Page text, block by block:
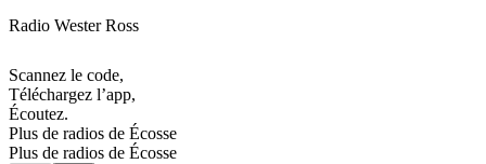
Radio Wester Ross
Scannez le code,
Téléchargez l’app,
Écoutez.
Plus de radios de Écosse
Plus de radios de Écosse